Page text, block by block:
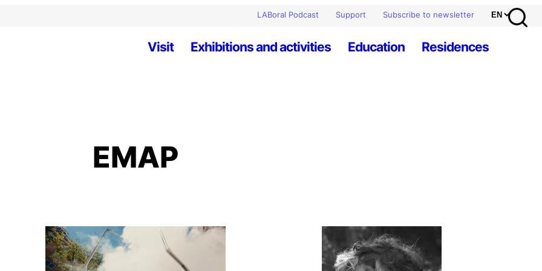
LABoral Podcast Support Subscribe to newsletter
Visit Exhibitions and activities Education Residences
EMAP